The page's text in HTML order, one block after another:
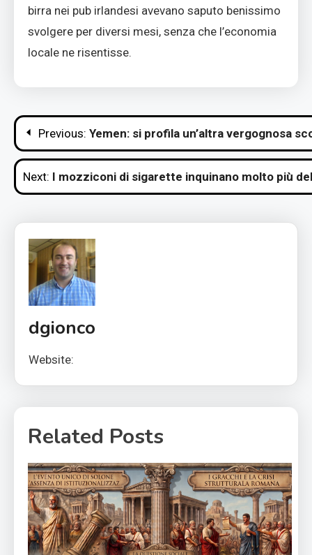
birra nei pub irlandesi avevano saputo benissimo
svolgere per diversi mesi, senza che l’economia
locale ne risentisse.
Navigazione
articoli
Previous: Yemen: si profila un’altra vergognosa
Next: I mozziconi di sigarette inquinano molto più
dgionco
Website:
Related Posts